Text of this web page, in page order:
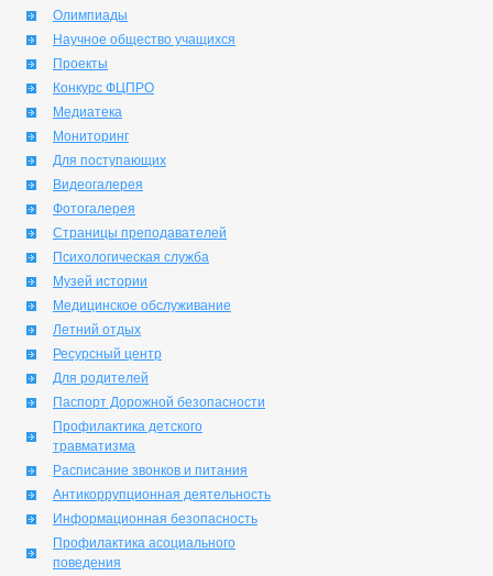
Олимпиады
Научное общество учащихся
Проекты
Конкурс ФЦПРО
Медиатека
Мониторинг
Для поступающих
Видеогалерея
Фотогалерея
Страницы преподавателей
Психологическая служба
Музей истории
Медицинское обслуживание
Летний отдых
Ресурсный центр
Для родителей
Паспорт Дорожной безопасности
Профилактика детского
травматизма
Расписание звонков и питания
Антикоррупционная деятельность
Информационная безопасность
Профилактика асоциального
поведения